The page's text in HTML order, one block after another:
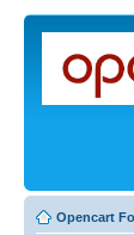
Opencart